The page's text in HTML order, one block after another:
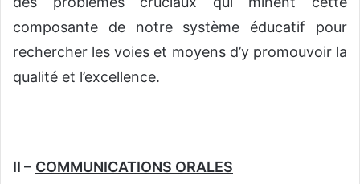
composante de notre système éducatif pour
rechercher les voies et moyens d’y promouvoir la
qualité et l’excellence.
II – COMMUNICATIONS ORALES